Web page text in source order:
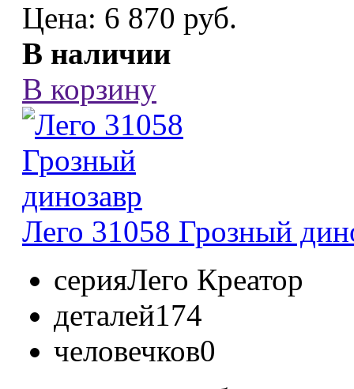
Цена: 6 870 руб.
В наличии
В корзину
Лего 31058 Грозный
серияЛего Креатор
деталей174
человечков0